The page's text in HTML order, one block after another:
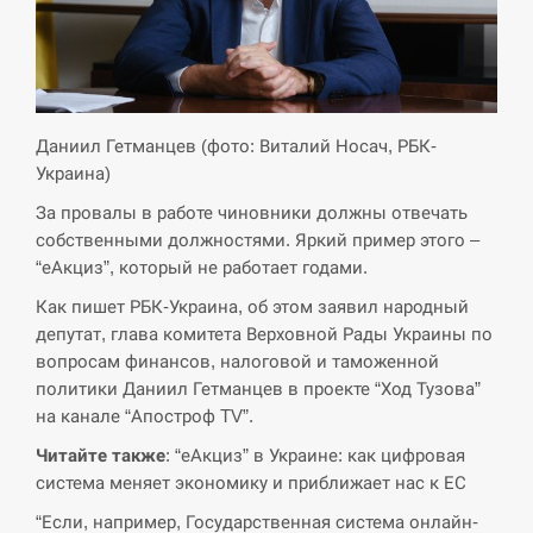
СЕРПЕНЬ
14:53
Экс-послу в США Стефанишиной вручили новое
подозрение и избирают меру…
СЕРПЕНЬ
У Росії розгортається ракетний підрозділ КНДР –
Reuters
СЕРПЕНЬ
14:23
Поставки ракет для ПВО сократились втрое,
хотя у партнеров они…
СЕРПЕНЬ
У Румунії затоплять чотири баржі для
Даниил Гетманцев (фото: Виталий Носач, РБК-
Украина)
За провалы в работе чиновники должны отвечать
собственными должностями. Яркий пример этого –
“еАкциз”, который не работает годами.
Как пишет РБК-Украина, об этом заявил народный
депутат, глава комитета Верховной Рады Украины по
вопросам финансов, налоговой и таможенной
политики Даниил Гетманцев в проекте “Ход Тузова”
на канале “Апостроф TV”.
Читайте также: “еАкциз” в Украине: как цифровая
система меняет экономику и приближает нас к ЕС
“Если, например, Государственная система онлайн-